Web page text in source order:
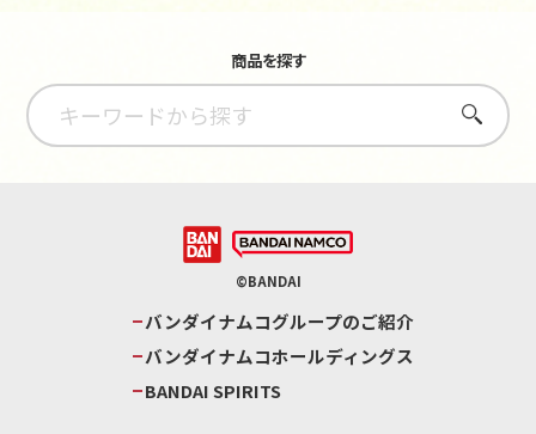
商品を探す
さがす
©BANDAI
バンダイナムコグループのご紹介
バンダイナムコホールディングス
BANDAI SPIRITS